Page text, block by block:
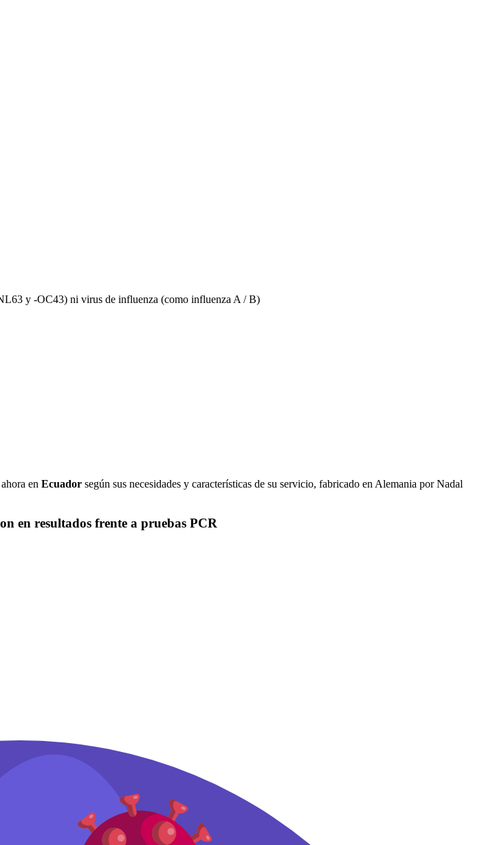
y -OC43) ni virus de influenza (como influenza A / B)
en Ecuador según sus necesidades y características de su servicio, fabricado en Alemania por Nadal
en resultados frente a pruebas PCR